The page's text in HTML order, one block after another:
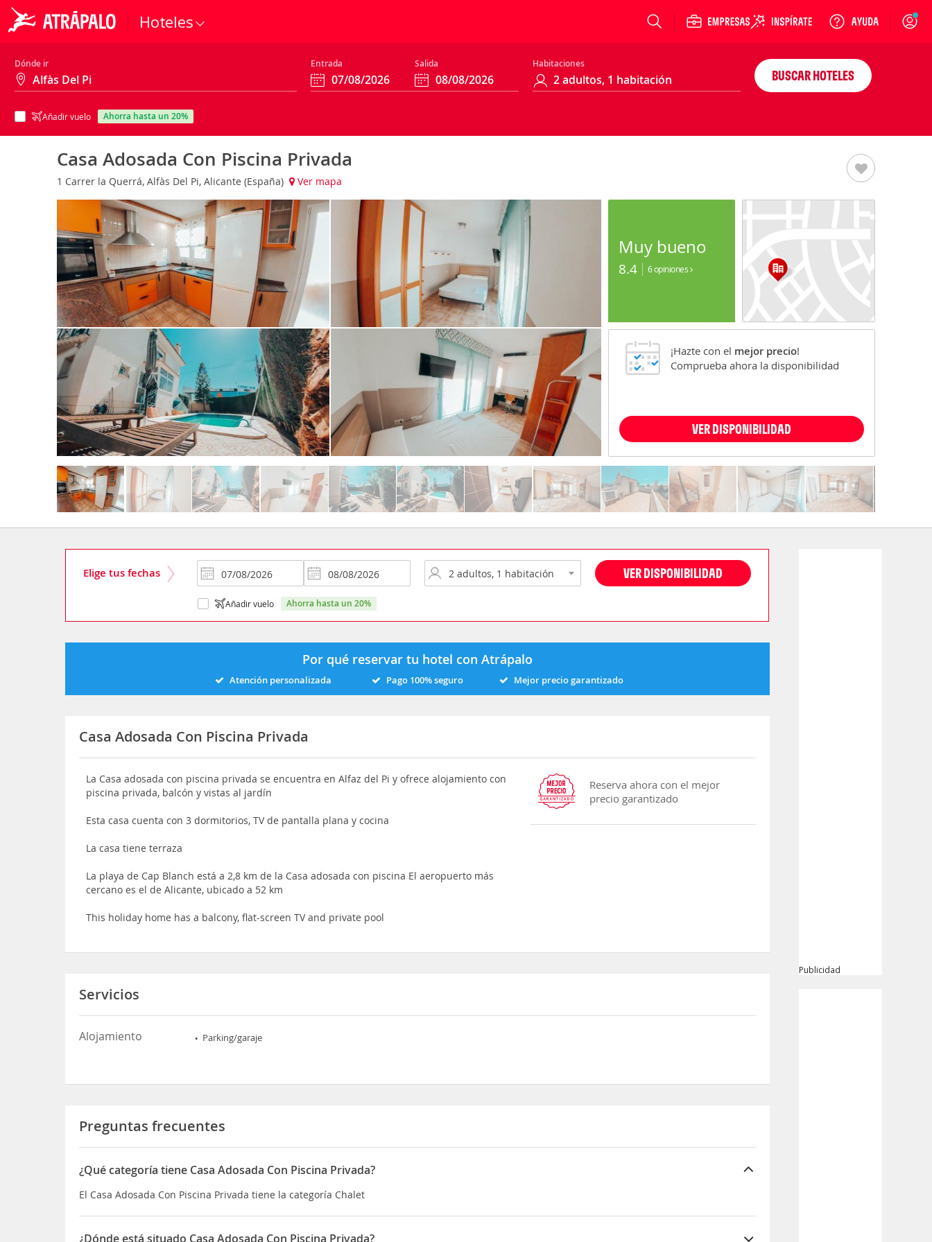
Hoteles Login
Dónde ir Entrada Salida Habitaciones
Añadir vuelo ahorra hasta un 20%
BUSCAR HOTELES
Casa Adosada Con Piscina Privada
1 Carrer la Querrá, Alfàs Del Pi, Alicante (España) Ver mapa
Muy bueno
8.4 6 opiniones
¡Hazte con el mejor precio!
Comprueba ahora la disponibilidad
VER DISPONIBILIDAD
Elige tus fechas VER DISPONIBILIDAD
Añadir vuelo ahorra hasta un 20%
Por qué reservar tu hotel con Atrápalo
Atención personalizada Pago 100% seguro Mejor precio garantizado
Casa Adosada Con Piscina Privada
La Casa adosada con piscina privada se encuentra en Alfaz del Pi y ofrece alojamiento con
piscina privada, balcón y vistas al jardín
Esta casa cuenta con 3 dormitorios, TV de pantalla plana y cocina
La casa tiene terraza
La playa de Cap Blanch está a 2,8 km de la Casa adosada con piscina El aeropuerto más
cercano es el de Alicante, ubicado a 52 km
This holiday home has a balcony, flat-screen TV and private pool
Reserva ahora con el mejor
precio garantizado
Servicios
Alojamiento Parking/garaje
Preguntas frecuentes
¿Qué categoría tiene Casa Adosada Con Piscina Privada?
El Casa Adosada Con Piscina Privada tiene la categoría Chalet
¿Dónde está situado Casa Adosada Con Piscina Privada?
Publicidad